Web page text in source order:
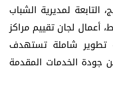
التابعة لمديرية الشباب
أعمال لجان تقييم مراكز
تطوير شاملة تستهدف
جودة الخدمات المقدمة